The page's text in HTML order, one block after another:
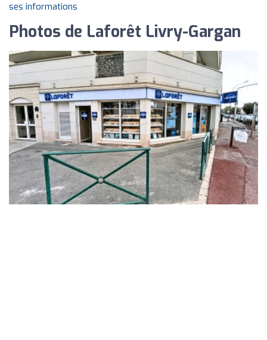
ses informations
Photos de Laforêt Livry-Gargan